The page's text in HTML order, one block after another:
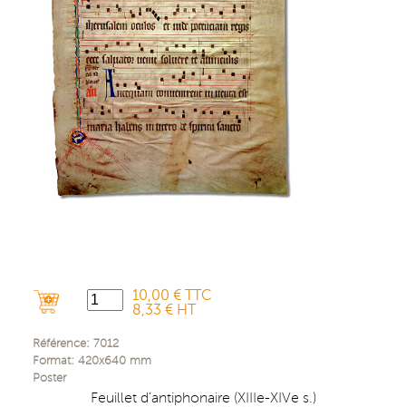
10,00 € TTC
8,33 € HT
Référence: 7012
Format: 420x640mm
Poster
Feuillet d'antiphonaire (XIIIe-XIVe s.)